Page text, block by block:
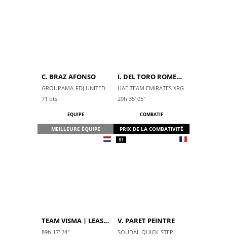
C. BRAZ AFONSO
GROUPAMA-FDJ UNITED
71 pts
I. DEL TORO ROMERO
UAE TEAM EMIRATES XRG
29h 35' 05''
EQUIPE
MEILLEURE ÉQUIPE
TEAM VISMA | LEASE A BIKE
89h 17' 24''
COMBATIF
PRIX DE LA COMBATIVITÉ
81
V. PARET PEINTRE
SOUDAL QUICK-STEP